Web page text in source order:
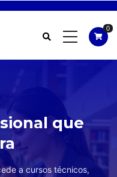
0
que
a cursos técnicos,